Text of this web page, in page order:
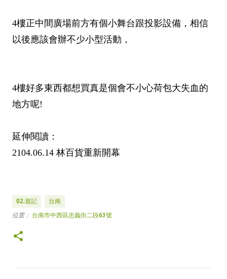
4樓正中間廣場前方有個小舞台跟投影設備，相信
以後應該會辦不少小型活動，
4樓好多東西都想買真是個會不小心荷包大失血的
地方呢!
延伸閱讀：
2104.06.14 林百貨重新開幕
02.遊記 台南
位置： 台南市中西區忠義街二段63號